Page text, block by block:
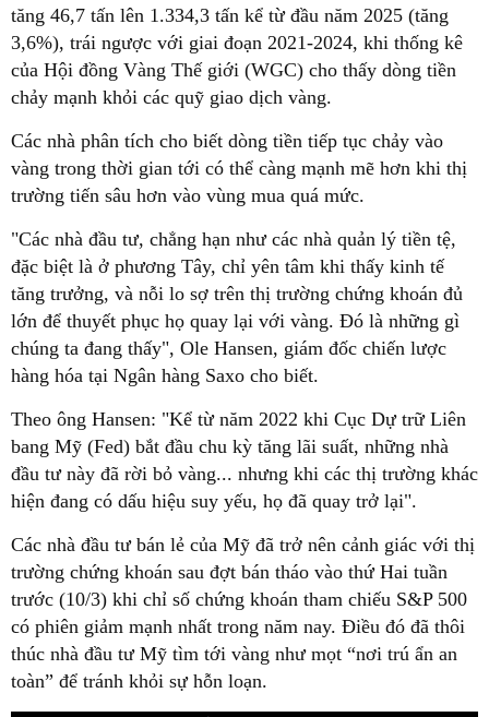
tăng 46,7 tấn lên 1.334,3 tấn kể từ đầu năm 2025 (tăng
3,6%), trái ngược với giai đoạn 2021-2024, khi thống kê
của Hội đồng Vàng Thế giới (WGC) cho thấy dòng tiền
chảy mạnh khỏi các quỹ giao dịch vàng.
Các nhà phân tích cho biết dòng tiền tiếp tục chảy vào
vàng trong thời gian tới có thể càng mạnh mẽ hơn khi thị
trường tiến sâu hơn vào vùng mua quá mức.
"Các nhà đầu tư, chẳng hạn như các nhà quản lý tiền tệ,
đặc biệt là ở phương Tây, chỉ yên tâm khi thấy kinh tế
tăng trưởng, và nỗi lo sợ trên thị trường chứng khoán đủ
lớn để thuyết phục họ quay lại với vàng. Đó là những gì
chúng ta đang thấy", Ole Hansen, giám đốc chiến lược
hàng hóa tại Ngân hàng Saxo cho biết.
Theo ông Hansen: "Kể từ năm 2022 khi Cục Dự trữ Liên
bang Mỹ (Fed) bắt đầu chu kỳ tăng lãi suất, những nhà
đầu tư này đã rời bỏ vàng... nhưng khi các thị trường khác
hiện đang có dấu hiệu suy yếu, họ đã quay trở lại".
Các nhà đầu tư bán lẻ của Mỹ đã trở nên cảnh giác với thị
trường chứng khoán sau đợt bán tháo vào thứ Hai tuần
trước (10/3) khi chỉ số chứng khoán tham chiếu S&P 500
có phiên giảm mạnh nhất trong năm nay. Điều đó đã thôi
thúc nhà đầu tư Mỹ tìm tới vàng như mọt “nơi trú ẩn an
toàn” để tránh khỏi sự hỗn loạn.